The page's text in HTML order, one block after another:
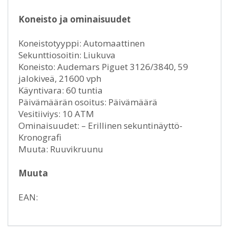
Koneisto ja ominaisuudet
Koneistotyyppi: Automaattinen
Sekunttiosoitin: Liukuva
Koneisto: Audemars Piguet 3126/3840, 59
jalokiveä, 21600 vph
Käyntivara: 60 tuntia
Päivämäärän osoitus: Päivämäärä
Vesitiiviys: 10 ATM
Ominaisuudet: – Erillinen sekuntinäyttö-
Kronografi
Muuta: Ruuvikruunu
Muuta
EAN: